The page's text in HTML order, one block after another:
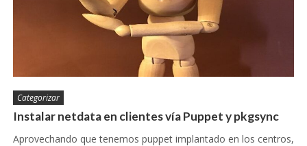
Categorizar
Instalar netdata en clientes vía Puppet y pkgsync
Aprovechando que tenemos puppet implantado en los centros,